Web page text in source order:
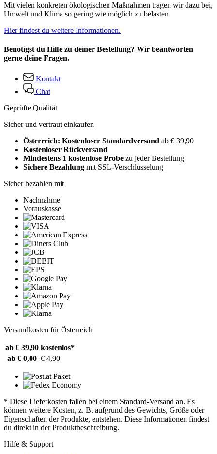
Mit vielen konkreten ökologischen Maßnahmen tragen wir dazu bei,
Umwelt und Klima so gering wie möglich zu belasten.
Hier findest du weitere Informationen.
Benötigst du Hilfe zu deiner Bestellung? Wir beantworten
gerne deine Fragen.
Kontakt
Chat
Geprüfte Qualität
Sicher und vertraut einkaufen
Österreich: Kostenloser Standardversand ab € 39,90
Kostenloser Rückversand
Mindestens 1 kostenlose Probe zu jeder Bestellung
Sichere Bezahlung mit SSL-Verschlüsselung
Sicher bezahlen mit
Nachnahme
Vorauskasse
Versandkosten für Österreich
ab € 39,90 kostenlos*
ab € 0,00 € 4,90
* Diese Lieferkosten fallen bei einem Standard-Versand an. Es
können weitere Kosten, z. B. aufgrund des Gewichts, Größe oder
Eigenschaften der Produkte, entstehen. Diese Informationen findest
du direkt in der Produktbeschreibung.
Hilfe & Support